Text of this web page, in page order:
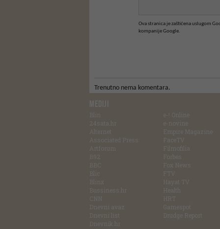
Ova stranica je zaštićena uslugom
kompanije Google.
Trenutno nema komentara.
MEDIJI
Blin
24sata.hr
Alternet
Associated Press
Artforum
B92
BBC
Blic
Blinx
Bussiness.hr
CNN
Dnevni avaz
Dnevni list
Dnevnik.hr
e-! Online
e-novine
Empire Magazine
FaceTV
Filmofilia
Forbes
Fox News
FTV
Hayat TV
Health
HRT
Gamespot
Drudge Report